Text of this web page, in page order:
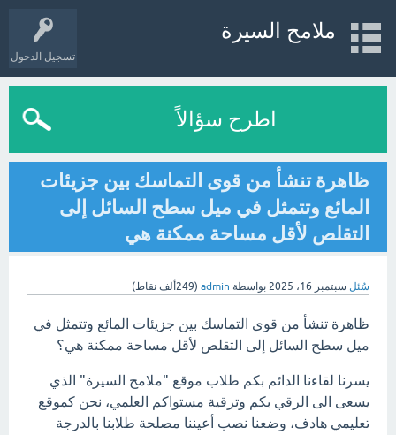
تسجيل الدخول
ملامح السيرة
اطرح سؤالاً
ظاهرة تنشأ من قوى التماسك بين جزيئات
المائع وتتمثل في ميل سطح السائل إلى
التقلص لأقل مساحة ممكنة هي
سُئل سبتمبر 16، 2025 بواسطة admin
(249ألف نقاط)
ظاهرة تنشأ من قوى التماسك بين جزيئات المائع وتتمثل في
ميل سطح السائل إلى التقلص لأقل مساحة ممكنة هي؟
يسرنا لقاءنا الدائم بكم طلاب موقع "ملامح السيرة" الذي
يسعى الى الرقي بكم وترقية مستواكم العلمي، نحن كموقع
تعليمي هادف، وضعنا نصب أعيننا مصلحة طلابنا بالدرجة